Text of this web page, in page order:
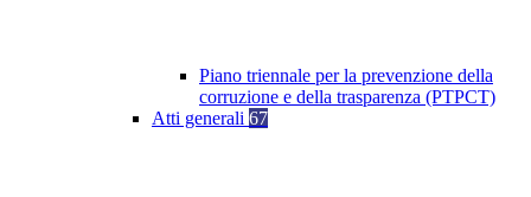
Piano triennale per la prevenzione della
corruzione e della trasparenza (PTPCT)
Atti generali 67